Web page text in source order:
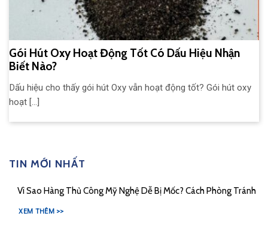
Gói Hút Oxy Hoạt Động Tốt Có Dấu Hiệu Nhận
Biết Nào?
Dấu hiệu cho thấy gói hút Oxy vẫn hoạt động tốt? Gói hút oxy
hoạt [...]
TIN MỚI NHẤT
Vì Sao Hàng Thủ Công Mỹ Nghệ Dễ Bị Mốc? Cách Phòng Tránh
XEM THÊM >>